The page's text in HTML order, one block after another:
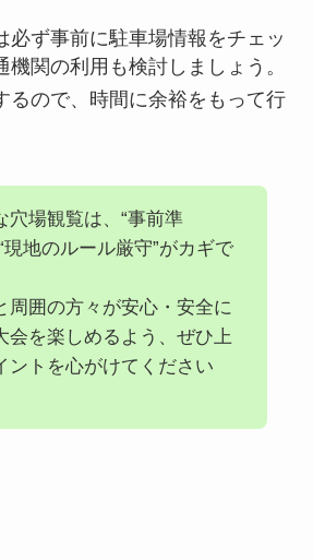
必ず事前に駐車場情報をチェッ
機関の利用も検討しましょう 。
るので、時間に余裕をもって行
穴場観覧は、“事前準
現地のルール厳守”がカギで
周囲の方々が安心・安全に
会を楽しめるよう、ぜひ上
ントを心がけてください